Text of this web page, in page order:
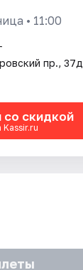
• 11:00
пр.,
со скидкой
Kassir.ru